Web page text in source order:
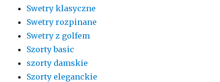
Swetry klasyczne
Swetry rozpinane
Swetry z golfem
Szorty basic
szorty damskie
Szorty eleganckie